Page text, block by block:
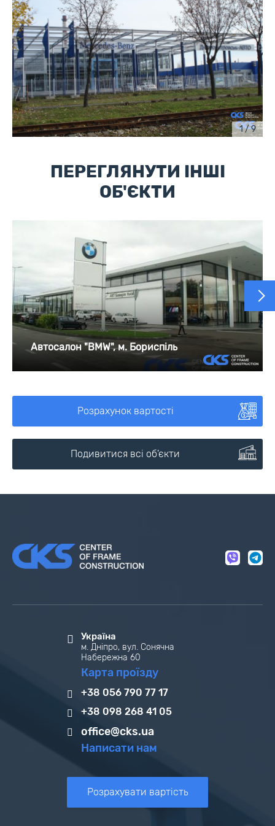
1 / 9
ПЕРЕГЛЯНУТИ ІНШІ
ОБ'ЄКТИ
Автосалон "BMW", м. Бориспіль
Розрахунок вартості
Подивитися всі об'єкти
Україна
м. Дніпро, вул. Сонячна
Набережна 60
Карта проїзду
+38 056 790 77 17
+38 098 268 41 05
office@cks.ua
Написати нам
Розрахувати вартість